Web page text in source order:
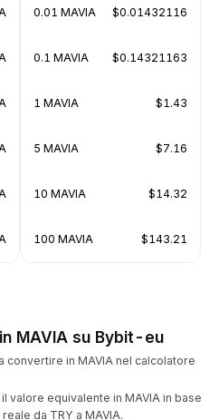
0.01 MAVIA $0.01432116
0.1 MAVIA $0.14321163
1 MAVIA $1.43
5 MAVIA $7.16
10 MAVIA $14.32
100 MAVIA $143.21
MAVIA su Bybit-eu
convertire in MAVIA nel calcolatore
valore equivalente in MAVIA in base
da TRY a MAVIA.